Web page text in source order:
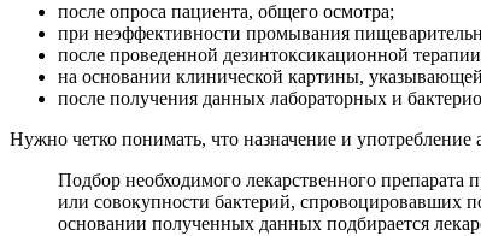
после опроса пациента, общего осмотра;
при неэффективности промывания
после проведенной дезинтоксикационной
на основании клинической картины,
после получения данных лабораторных и
Нужно четко понимать, что назначение и
Подбор необходимого лекарственного препарата
или совокупности бактерий, спровоцировавших
основании полученных данных подбирается